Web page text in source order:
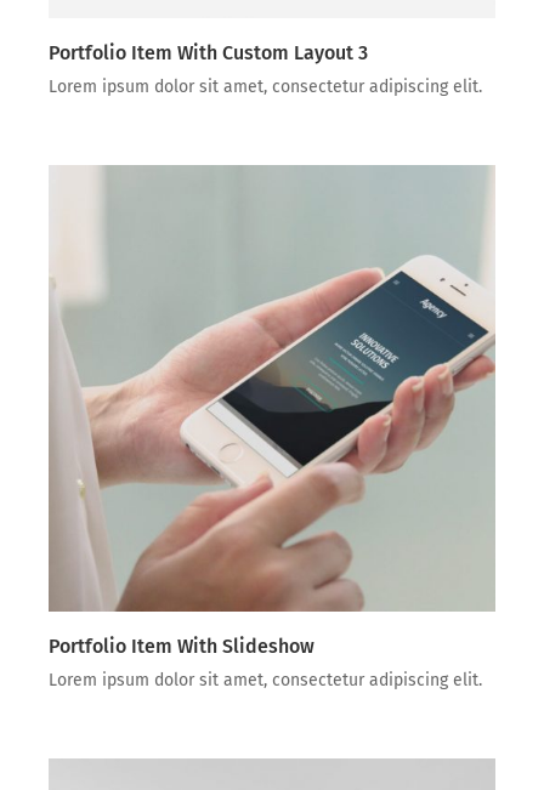
Portfolio Item With Custom Layout 3
Lorem ipsum dolor sit amet, consectetur adipiscing elit.
Portfolio Item With Slideshow
Lorem ipsum dolor sit amet, consectetur adipiscing elit.